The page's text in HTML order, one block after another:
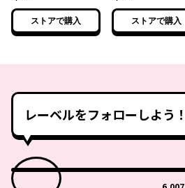
ストアで購入 ストアで購入
レーベルをフォローしよう！